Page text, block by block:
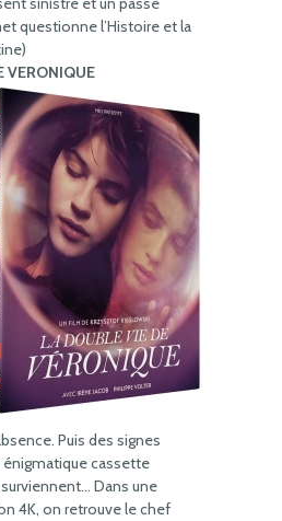
questionne l’Histoire et la
VERONIQUE
Puis des signes
cassette
Dans une
4K, on retrouve le chef